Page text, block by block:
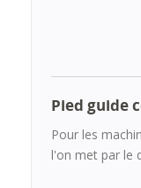
Pied guide
Pour les
l'on met par le